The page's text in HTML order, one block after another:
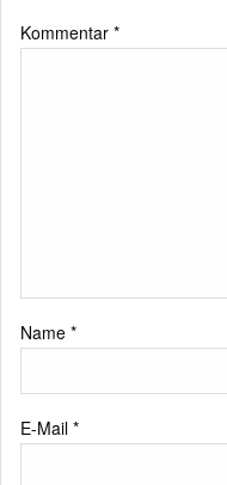
Kommentar *
Name *
E-Mail *